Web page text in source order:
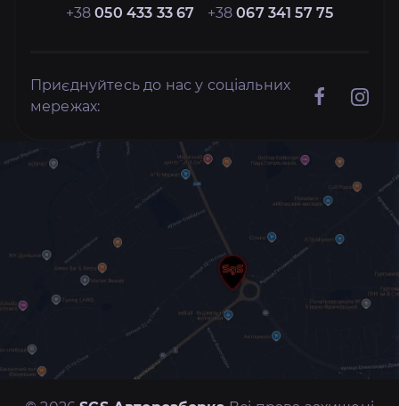
+38050 433 33 67 +38067 341 57 75
Приєднуйтесь до нас у соціальних
мережах: